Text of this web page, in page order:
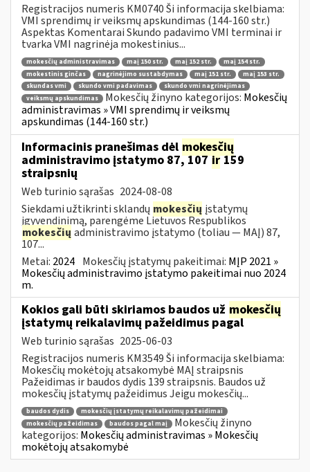
Registracijos numeris KM0740 Ši informacija skelbiama:
VMI sprendimų ir veiksmų apskundimas (144-160 str.)
Aspektas Komentarai Skundo padavimo VMI terminai ir
tvarka VMI nagrinėja mokestinius...
mokesčių administravimas maį 150 str. maį 152 str.
maį 154 str.
mokestinis ginčas
nagrinėjimo sustabdymas maį 151 str.
maį 153 str.
skundas vmi
skundo vmi padavimas
skundo vmi nagrinėjimas
veiksmų apskundimas
Mokesčių žinyno kategorijos: Mokesčių
administravimas » VMI sprendimų ir veiksmų
apskundimas (144-160 str.)
Informacinis pranešimas dėl mokesčių
administravimo įstatymo 87, 107ir159
straipsnių
Web turinio sąrašas 2024-08-08
Siekdami užtikrinti sklandų mokesčių įstatymų
įgyvendinimą, parengėme Lietuvos Respublikos
mokesčių administravimo įstatymo (toliau — MAĮ) 87,
107...
Metai: 2024 Mokesčių įstatymų pakeitimai: MĮP 2021 »
Mokesčių administravimo įstatymo pakeitimai nuo 2024
m.
Kokios gali būti skiriamos baudos už mokesčių
įstatymų reikalavimų pažeidimus pagal
Web turinio sąrašas 2025-06-03
Registracijos numeris KM3549 Ši informacija skelbiama:
Mokesčių mokėtojų atsakomybė MAĮ straipsnis
Pažeidimas ir baudos dydis 139 straipsnis. Baudos už
mokesčių įstatymų pažeidimus Jeigu mokesčių...
baudos dydis
mokesčių įstatymų reikalavimų pažeidimai
mokesčių pažeidimas
baudos pagal maį
Mokesčių žinyno
kategorijos: Mokesčių administravimas » Mokesčių
mokėtojų atsakomybė